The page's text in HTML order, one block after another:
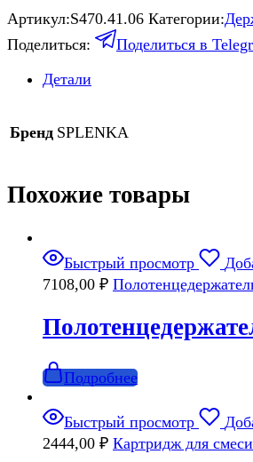
Артикул:S470.41.06 Категории:
Поделиться:
Поделиться в
Детали
Бренд SPLENKA
Похожие товары
Быстрый просмотр
7108,00 ₽
Подробнее
Быстрый просмотр
2444,00 ₽ Картридж для